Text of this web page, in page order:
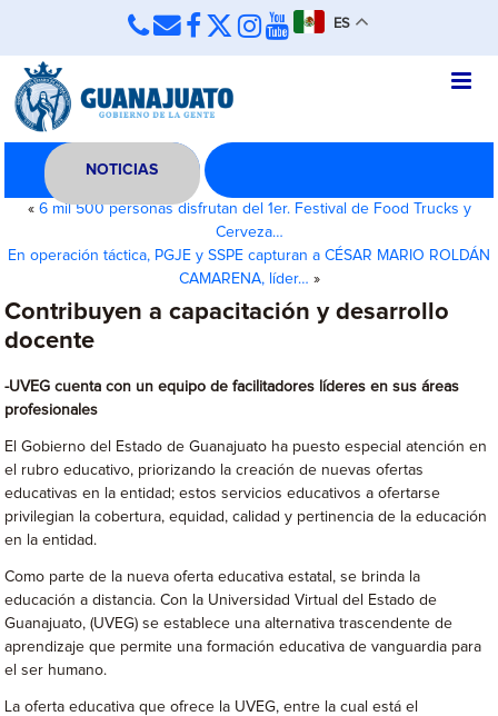
ES
NOTICIAS
« 6 mil 500 personas disfrutan del 1er. Festival de Food Trucks y
Cerveza…
En operación táctica, PGJE y SSPE capturan a CÉSAR MARIO ROLDÁN
CAMARENA, líder… »
Contribuyen a capacitación y desarrollo
docente
-UVEG cuenta con un equipo de facilitadores líderes en sus áreas
profesionales
El Gobierno del Estado de Guanajuato ha puesto especial atención en
el rubro educativo, priorizando la creación de nuevas ofertas
educativas en la entidad; estos servicios educativos a ofertarse
privilegian la cobertura, equidad, calidad y pertinencia de la educación
en la entidad.
Como parte de la nueva oferta educativa estatal, se brinda la
educación a distancia. Con la Universidad Virtual del Estado de
Guanajuato, (UVEG) se establece una alternativa trascendente de
aprendizaje que permite una formación educativa de vanguardia para
el ser humano.
La oferta educativa que ofrece la UVEG, entre la cual está el